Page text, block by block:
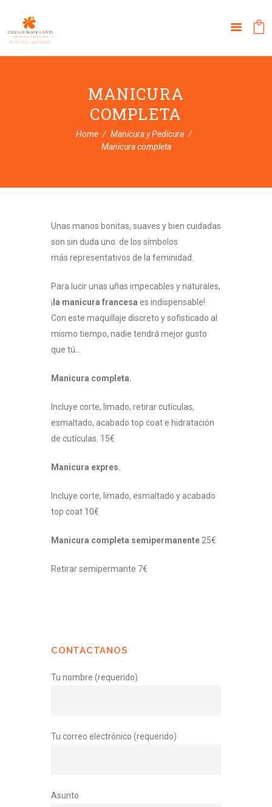
MANICURA
COMPLETA
Home
Manicura y Pedicura
Manicura completa
Unas manos bonitas, suaves y bien cuidadas
son sin duda uno de los símbolos
más representativos de la feminidad.
Para lucir unas uñas impecables y naturales,
¡ la manicura francesa es indispensable!
Con este maquillaje discreto y sofisticado al
mismo tiempo, nadie tendrá mejor gusto
que tú…
Manicura completa.
Incluye corte, limado, retirar cutículas,
esmaltado, acabado top coat e hidratación
de cutículas. 15€
Manicura expres.
Incluye corte, limado, esmaltado y acabado
top coat 10€
Manicura completa semipermanente 25€
Retirar semipermante 7€
CONTACTANOS
Tu nombre (requerido)
Tu correo electrónico (requerido)
Asunto